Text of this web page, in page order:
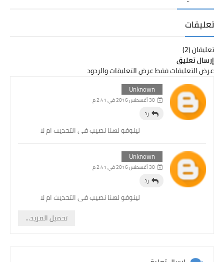
تعليقات
تعليقان (2)
إرسال تعليق
عرض التعليقات فقطعرض التعليقات والردود
Unknown
30 أغسطس 2016 في 2:41 م
لينوفو لهنا نصيب فى التحديث ام لا
رد
Unknown
30 أغسطس 2016 في 2:41 م
لينوفو لهنا نصيب فى التحديث ام لا
رد
تحميل المزيد...